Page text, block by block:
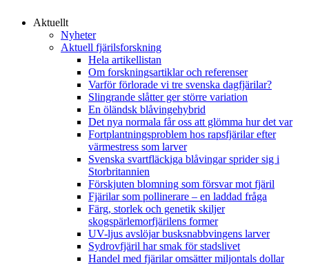
Aktuellt
Nyheter
Aktuell fjärilsforskning
Hela artikellistan
Om forskningsartiklar och referenser
Varför förlorade vi tre svenska dagfjärilar?
Slingrande slåtter ger större variation
En öländsk blåvingehybrid
Det nya normala får oss att glömma hur det var
Fortplantningsproblem hos rapsfjärilar efter
värmestress som larver
Svenska svartfläckiga blåvingar sprider sig i
Storbritannien
Förskjuten blomning som försvar mot fjäril
Fjärilar som pollinerare – en laddad fråga
Färg, storlek och genetik skiljer
skogspärlemorfjärilens former
UV-ljus avslöjar busksnabbvingens larver
Sydrovfjäril har smak för stadslivet
Handel med fjärilar omsätter miljontals dollar